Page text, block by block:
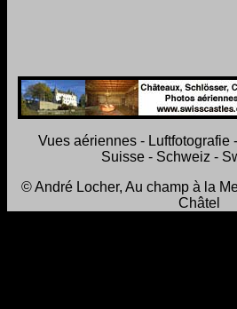
Vues aériennes - Luftfotografie
Suisse - Schweiz -
© André Locher, Au champ à la
Châtel